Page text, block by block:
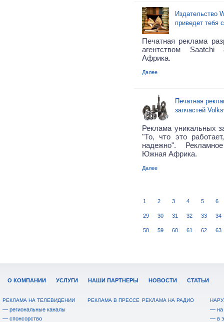
Издательство
приведет тебя
Печатная реклама
агентством
Африка.
Далее
Печатная
запчастей
Реклама уникальных
"То, что это
надежно".
Южная Африка.
Далее
1 2 3 4 5 6
29 30 31 32 33 34
58 59 60 61 62 63
О КОМПАНИИ УСЛУГИ НАШИ ПАРТНЕРЫ НОВОСТИ СТАТЬИ
РЕКЛАМА НА ТЕЛЕВИДЕНИИ
— региональные каналы
— спонсорство
РЕКЛАМА В ПРЕССЕ РЕКЛАМА НА РАДИО
— на
— в